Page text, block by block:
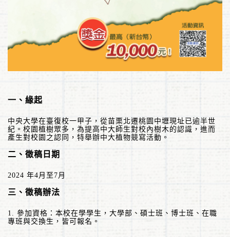
一、緣起
中央大學在臺復校一甲子，從苗栗北遷桃園中壢現址已逾半世
紀。校園植樹眾多，為提高中大師生對校內樹木的認識，進而
產生對校園之認同，特舉辦中大植物競寫活動。
二、徵稿日期
2024 年4 月至 7 月
三、 徵稿辦法
1. 參加資格：本校在學學生，大學部、碩士班、博士班、在職
專班與交換生，皆可報名。